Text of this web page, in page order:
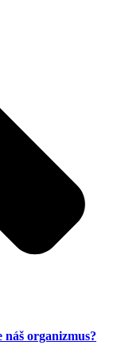
organizmus?